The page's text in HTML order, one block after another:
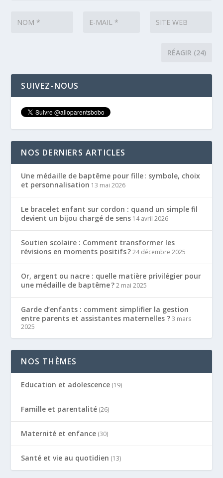
SUIVEZ-NOUS
NOS DERNIERS ARTICLES
Une médaille de baptême pour fille : symbole, choix
et personnalisation 13 mai 2026
Le bracelet enfant sur cordon : quand un simple fil
devient un bijou chargé de sens 14 avril 2026
Soutien scolaire : Comment transformer les
révisions en moments positifs ? 24 décembre 2025
Or, argent ou nacre : quelle matière privilégier pour
une médaille de baptême ? 2 mai 2025
Garde d’enfants : comment simplifier la gestion
entre parents et assistantes maternelles ? 3 mars
2025
NOS THÈMES
Education et adolescence (19)
Famille et parentalité (26)
Maternité et enfance (30)
Santé et vie au quotidien (13)